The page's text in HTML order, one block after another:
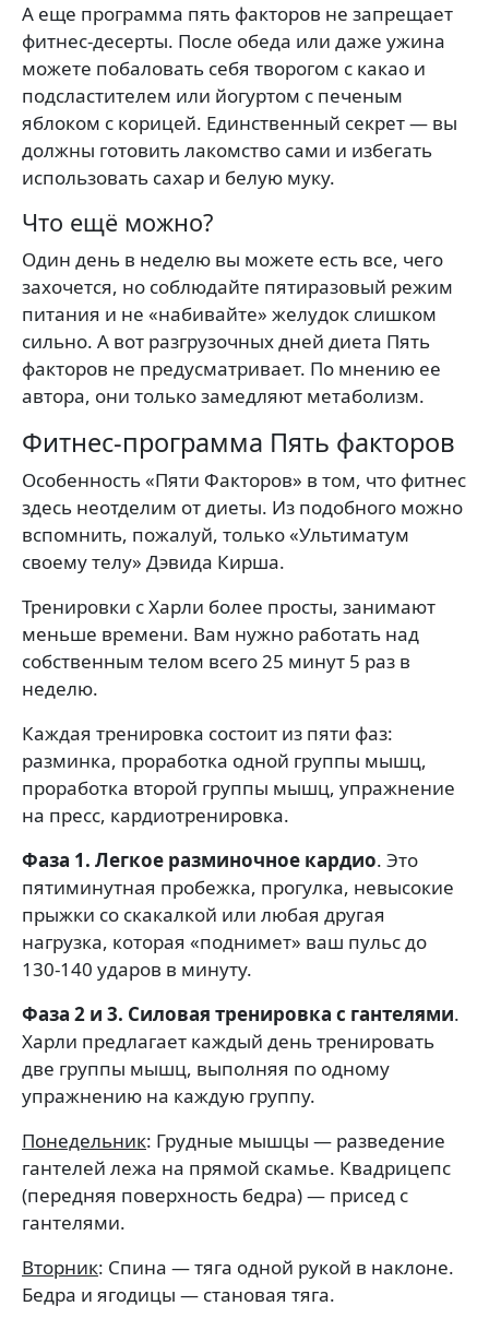
А еще программа пять факторов не запрещает
фитнес-десерты. После обеда или даже ужина
можете побаловать себя творогом с какао и
подсластителем или йогуртом с печеным
яблоком с корицей. Единственный секрет — вы
должны готовить лакомство сами и избегать
использовать сахар и белую муку.
Что ещё можно?
Один день в неделю вы можете есть все, чего
захочется, но соблюдайте пятиразовый режим
питания и не «набивайте» желудок слишком
сильно. А вот разгрузочных дней диета Пять
факторов не предусматривает. По мнению ее
автора, они только замедляют метаболизм.
Фитнес-программа Пять факторов
Особенность «Пяти Факторов» в том, что фитнес
здесь неотделим от диеты. Из подобного можно
вспомнить, пожалуй, только «Ультиматум
своему телу» Дэвида Кирша.
Тренировки с Харли более просты, занимают
меньше времени. Вам нужно работать над
собственным телом всего 25 минут 5 раз в
неделю.
Каждая тренировка состоит из пяти фаз:
разминка, проработка одной группы мышц,
проработка второй группы мышц, упражнение
на пресс, кардиотренировка.
Фаза 1. Легкое разминочное кардио. Это
пятиминутная пробежка, прогулка, невысокие
прыжки со скакалкой или любая другая
нагрузка, которая «поднимет» ваш пульс до
130-140 ударов в минуту.
Фаза 2 и 3. Силовая тренировка с гантелями.
Харли предлагает каждый день тренировать
две группы мышц, выполняя по одному
упражнению на каждую группу.
Понедельник: Грудные мышцы — разведение
гантелей лежа на прямой скамье. Квадрицепс
(передняя поверхность бедра) — присед с
гантелями.
Вторник: Спина — тяга одной рукой в наклоне.
Бедра и ягодицы — становая тяга.